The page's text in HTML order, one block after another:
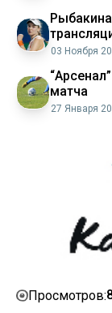
03 Ноября
матча
27 Января
Просмотров: